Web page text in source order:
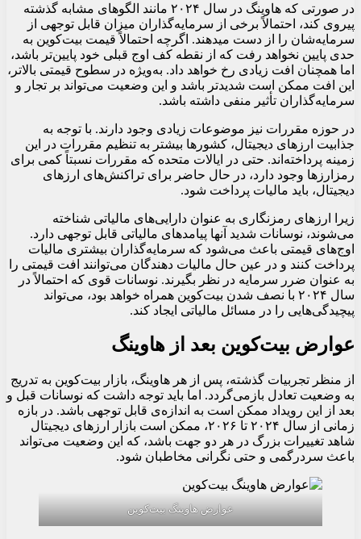
در صورتی که هاوینگ در سال ۲۰۲۴ مانند الگوهای مشابه گذشته
پیروی کند، احتمالاً برخی از سرمایه‌گذاران میزان قابل توجهی از
سرمایه‌شان را از دست میدهند. اگرچه احتمالاً قیمت بیت‌کوین به
حدی پایین نخواهد رفت که از نقطه کف اوج قبلی خود پایین‌تر باشد،
اما همچنان افت زیادی رخ خواهد داد. به‌ویژه در سطوح قیمتی بالاتر،
این افت ممکن است شدیدتر باشد و این وضعیت می‌تواند بر تجار و
سرمایه‌گذاران تأثیر منفی داشته باشد.
در حوزه مقررات نیز موضوعات زیادی وجود دارند. با توجه به
جذابیت ارزهای دیجیتال، کشورها بیشتر به تنظیم مقررات در این
زمینه پرداخته‌اند. حتی در ایالات متحده که مقررات نسبتاً کمی برای
رمزارزها وجود دارد، در حال حاضر برای تراکنش‌های ارزهای
دیجیتال، باید مالیات پرداخت شود.
زیرا ارزهای رمزنگاری به عنوان دارایی‌های مالیاتی شناخته
می‌شوند، نوسانات شدید آنها پیامدهای مالیاتی قابل توجهی دارد.
اوج‌های قیمتی باعث می‌شود که سرمایه‌گذاران بیشتری مالیات
پرداخت کنند و در عین حال مالیات دهندگان می‌توانند افت قیمتی را
به عنوان ضرر سرمایه در نظر بگیرند. نوسانات قوی که احتمالاً در
سال ۲۰۲۴ با نصف شدن بیت‌کوین همراه خواهد بود، می‌تواند
پیچیدگی‌هایی را در مسائل مالیاتی ایجاد کند.
عوارض بیت‌کوین بعد از هاوینگ
از منظر تجربیات گذشته، پس از هر هاوینگ، بازار بیت‌کوین به تدریج
به وضعیت تعادل بازمی‌گردد. اما باید توجه داشت که نوسانات قبل و
بعد از این رویداد ممکن است به اندازه‌ی قابل توجهی باشد. در بازه
زمانی از سال ۲۰۲۴ تا ۲۰۲۶، ممکن است بازار ارزهای دیجیتال
شاهد تغییرات بزرگ در هر دو جهت باشد، که این وضعیت می‌تواند
باعث سردرگمی و حتی نگرانی مخاطبان شود.
عوارض هاوینگ بیت‌کوین